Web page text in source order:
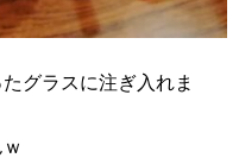
グラスに注ぎ入れま